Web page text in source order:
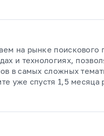
на рынке поискового
и технологиях,
в самых сложных
уже спустя 1,5 месяца